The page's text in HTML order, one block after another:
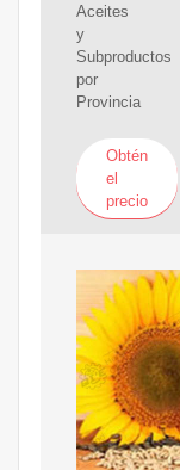
Aceites
y
Subproductos
por
Provincia
Obtén
el
precio